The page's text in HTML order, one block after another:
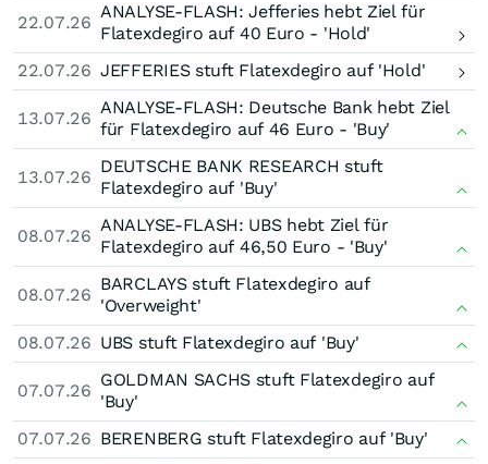
22.07.26
ANALYSE-FLASH: Jefferies hebt Ziel für
Flatexdegiro auf 40 Euro - 'Hold'
22.07.26 JEFFERIES stuft Flatexdegiro auf 'Hold'
13.07.26
ANALYSE-FLASH: Deutsche Bank hebt Ziel
für Flatexdegiro auf 46 Euro - 'Buy'
13.07.26
DEUTSCHE BANK RESEARCH stuft
Flatexdegiro auf 'Buy'
08.07.26
ANALYSE-FLASH: UBS hebt Ziel für
Flatexdegiro auf 46,50 Euro - 'Buy'
08.07.26
BARCLAYS stuft Flatexdegiro auf
'Overweight'
08.07.26 UBS stuft Flatexdegiro auf 'Buy'
07.07.26
GOLDMAN SACHS stuft Flatexdegiro auf
'Buy'
07.07.26 BERENBERG stuft Flatexdegiro auf 'Buy'